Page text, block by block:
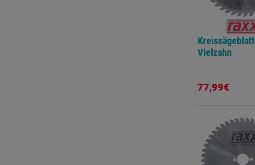
Kreissägeblatt
Vielzahn
77,99€